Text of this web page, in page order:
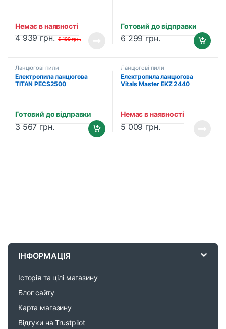
Немає в наявності
4 939 грн. 5 199грн.
Готовий до відправки
6 299 грн.
Ланцюгові пили
Електропила ланцюгова
TITAN PECS2500
Готовий до відправки
3 567 грн.
Ланцюгові пили
Електропила ланцюгова
Vitals Master EKZ 2440
Немає в наявності
5 009 грн.
ІНФОРМАЦІЯ
Історія та цілі магазину
Блог сайту
Карта магазину
Відгуки на Trustpilot